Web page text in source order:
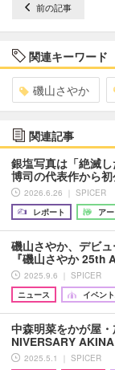
前の記事
関連キーワード
磯山さやか
関連記事
銀塩写真は「絶滅
博司の代表作から
2026.6.26 ｜ SPICER
レポート
ア
磯山さやか、デビ
『磯山さやか
2025.9.6 ｜ SPICER
ニュース
イベン
中森明菜をかが屋
NIVERSARY
2025.5.1 ｜ SPICER